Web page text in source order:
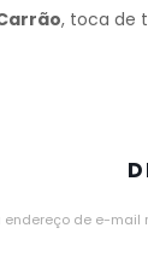
, toca de
endereço de e-mail